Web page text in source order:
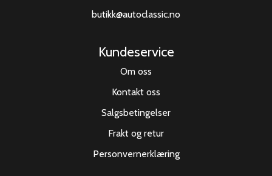
butikk@autoclassic.no
Kundeservice
Om oss
Kontakt oss
Salgsbetingelser
Frakt og retur
Personvernerklæring